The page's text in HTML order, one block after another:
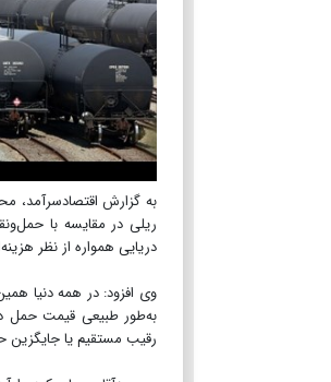
به گزارش اقتصادسرآمد،
ریلی در مقایسه با
دریایی همواره از نظر
وی افزود: در همه دنیا
به‌طور طبیعی قیمت حمل
رقیب مستقیم یا جایگزین